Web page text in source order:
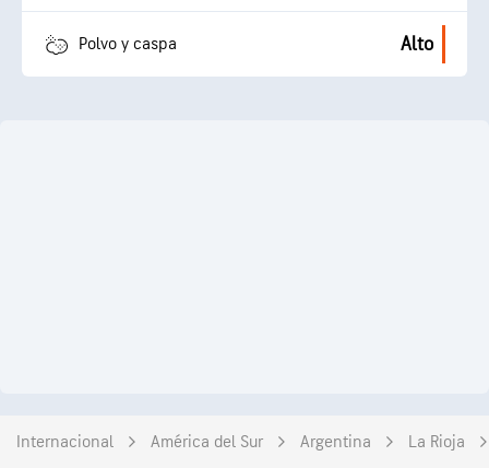
Polvo y caspa Alto
Internacional América del Sur Argentina La Rioja